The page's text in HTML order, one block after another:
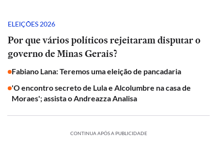
ELEIÇÕES 2026
Por que vários políticos rejeitaram disputar o
governo de Minas Gerais?
Fabiano Lana: Teremos uma eleição de pancadaria
'O encontro secreto de Lula e Alcolumbre na casa de
Moraes'; assista o Andreazza Analisa
CONTINUA APÓS A PUBLICIDADE